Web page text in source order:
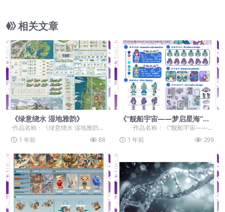
相关文章
《绿意绕水 湿地雅韵》
·作品名称：《绿意绕水 湿地雅韵》
·作品赛道：学生组：自由主题赛
道-”元宇宙+...
1 年前 88
《“舰船宇宙——梦启星海”鲲
鹏IP形象设计》
·作品名称：《“舰船宇宙——梦
启星海”鲲鹏IP形象设计》 ·作品...
1 年前 299